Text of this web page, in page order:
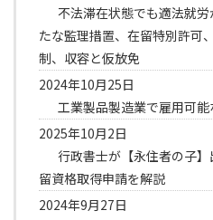
不法滞在状態でも適法就
たな監理措置、在留特別許可
制、収容と仮放免
2024年10月25日
工業製品製造業で雇用可
2025年10月2日
行政書士が【永住者の子
留資格取得申請を解説
2024年9月27日